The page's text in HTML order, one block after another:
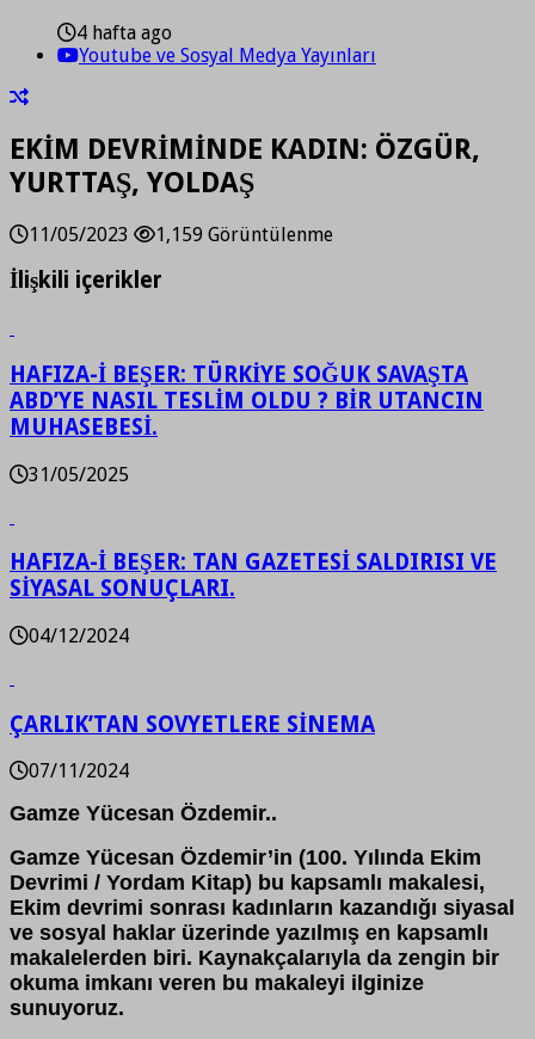
4 hafta ago
Youtube ve Sosyal Medya Yayınları
EKİM DEVRİMİNDE KADIN: ÖZGÜR,
YURTTAŞ, YOLDAŞ
11/05/2023 1,159 Görüntülenme
İlişkili içerikler
HAFIZA-İ BEŞER: TÜRKİYE SOĞUK SAVAŞTA
ABD’YE NASIL TESLİM OLDU ? BİR UTANCIN
MUHASEBESİ.
31/05/2025
HAFIZA-İ BEŞER: TAN GAZETESİ SALDIRISI VE
SİYASAL SONUÇLARI.
04/12/2024
ÇARLIK’TAN SOVYETLERE SİNEMA
07/11/2024
Gamze Yücesan Özdemir..
Gamze Yücesan Özdemir’in (100. Yılında Ekim
Devrimi / Yordam Kitap) bu kapsamlı makalesi,
Ekim devrimi sonrası kadınların kazandığı siyasal
ve sosyal haklar üzerinde yazılmış en kapsamlı
makalelerden biri. Kaynakçalarıyla da zengin bir
okuma imkanı veren bu makaleyi ilginize
sunuyoruz.